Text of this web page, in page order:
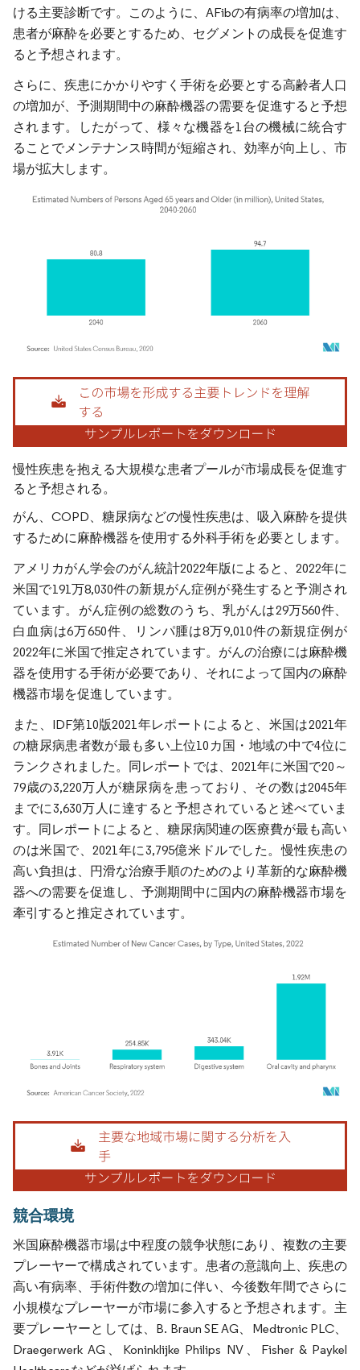
ける主要診断です。このように、AFibの有病率の増加は、
患者が麻酔を必要とするため、セグメントの成長を促進す
ると予想されます。
さらに、疾患にかかりやすく手術を必要とする高齢者人口
の増加が、予測期間中の麻酔機器の需要を促進すると予想
されます。したがって、様々な機器を1台の機械に統合す
ることでメンテナンス時間が短縮され、効率が向上し、市
場が拡大します。
画像 © Mordor Intelligence。再利用にはCC BY 4.0の表示が必要です。
慢性疾患を抱える大規模な患者プールが市場成長を促進す
ると予想される。
がん、COPD、糖尿病などの慢性疾患は、吸入麻酔を提供
するために麻酔機器を使用する外科手術を必要とします。
アメリカがん学会のがん統計2022年版によると、2022年に
米国で191万8,030件の新規がん症例が発生すると予測され
ています。がん症例の総数のうち、乳がんは29万560件、
白血病は6万650件、リンパ腫は8万9,010件の新規症例が
2022年に米国で推定されています。がんの治療には麻酔機
器を使用する手術が必要であり、それによって国内の麻酔
機器市場を促進しています。
また、IDF第10版2021年レポートによると、米国は2021年
の糖尿病患者数が最も多い上位10カ国・地域の中で4位に
ランクされました。同レポートでは、2021年に米国で20～
79歳の3,220万人が糖尿病を患っており、その数は2045年
までに3,630万人に達すると予想されていると述べていま
す。同レポートによると、糖尿病関連の医療費が最も高い
のは米国で、2021年に3,795億米ドルでした。慢性疾患の
高い負担は、円滑な治療手順のためのより革新的な麻酔機
器への需要を促進し、予測期間中に国内の麻酔機器市場を
牽引すると推定されています。
画像 © Mordor Intelligence。再利用にはCC BY 4.0の表示が必要です。
競合環境
米国麻酔機器市場は中程度の競争状態にあり、複数の主要
プレーヤーで構成されています。患者の意識向上、疾患の
高い有病率、手術件数の増加に伴い、今後数年間でさらに
小規模なプレーヤーが市場に参入すると予想されます。主
要プレーヤーとしては、B. Braun SE AG、Medtronic PLC、
Draegerwerk AG、Koninklijke Philips NV、Fisher & Paykel